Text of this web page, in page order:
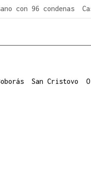
con 96 condenas
San Cristovo